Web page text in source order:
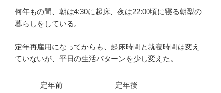
何年もの間、朝は4:30に起床、夜は22:00頃に寝る朝型の
暮らしをしている。
定年再雇用になってからも、起床時間と就寝時間は変え
ていないが、平日の生活パターンを少し変えた。
定年前 定年後